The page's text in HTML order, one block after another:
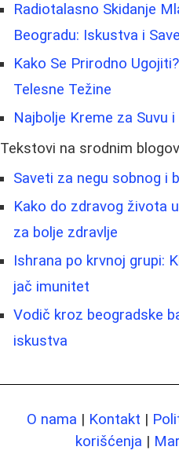
Radiotalasno Skidanje
Beogradu: Iskustva i
Kako Se Prirodno
Telesne Težine
Najbolje Kreme za Suvu
Tekstovi na srodnim
Saveti za negu sobnog i
Kako do zdravog života
za bolje zdravlje
Ishrana po krvnoj grupi:
jač imunitet
Vodič kroz beogradske
iskustva
O nama | Kontakt |
korišćenja |